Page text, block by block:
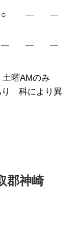
○ — —
— — —
土曜AMのみ
り 科により異
郡神崎